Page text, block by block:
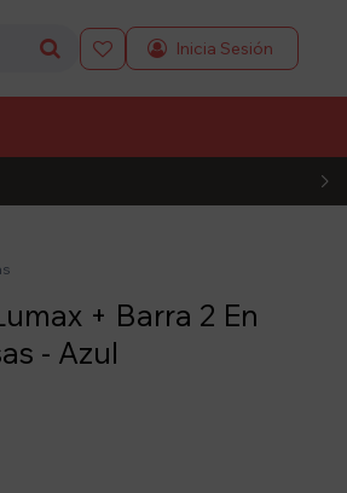

+ Barra 2 En
- Azul